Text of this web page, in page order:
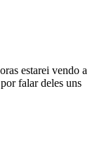
estarei vendo a
falar deles uns